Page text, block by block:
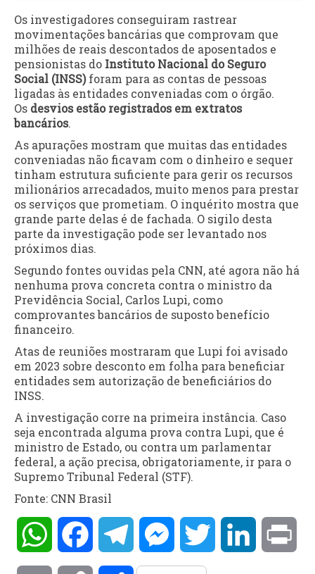
Os investigadores conseguiram rastrear
movimentações bancárias que comprovam que
milhões de reais descontados de aposentados e
pensionistas do Instituto Nacional do Seguro
Social (INSS)foram para as contas de pessoas
ligadas às entidades conveniadas com o órgão.
Os desvios estão registrados em extratos
bancários.
As apurações mostram que muitas das entidades
conveniadas não ficavam com o dinheiro e sequer
tinham estrutura suficiente para gerir os recursos
milionários arrecadados, muito menos para prestar
os serviços que prometiam. O inquérito mostra que
grande parte delas é de fachada. O sigilo desta
parte da investigação pode ser levantado nos
próximos dias.
Segundo fontes ouvidas pela CNN, até agora não há
nenhuma prova concreta contra o ministro da
Previdência Social, Carlos Lupi, como
comprovantes bancários de suposto benefício
financeiro.
Atas de reuniões mostraram que Lupi foi avisado
em 2023 sobre desconto em folha para beneficiar
entidades sem autorização de beneficiários do
INSS.
A investigação corre na primeira instância. Caso
seja encontrada alguma prova contra Lupi, que é
ministro de Estado, ou contra um parlamentar
federal, a ação precisa, obrigatoriamente, ir para o
Supremo Tribunal Federal (STF).
Fonte: CNN Brasil
WhatsAppFacebookTelegramMessengerTwitter LinkedIn